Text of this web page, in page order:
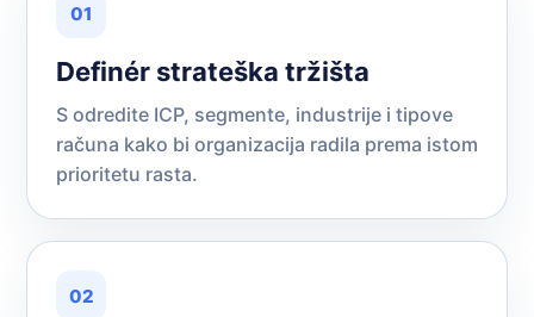
01
Definér strateška tržišta
S odredite ICP, segmente, industrije i tipove
računa kako bi organizacija radila prema istom
prioritetu rasta.
02